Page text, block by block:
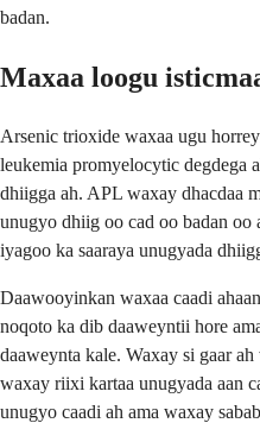
badan.
Maxaa loogu
Arsenic trioxide waxaa ugu
leukemia promyelocytic degdega
dhiigga ah. APL waxay dhacdaa
unugyo dhiig oo cad oo badan oo
iyagoo ka saaraya unugyada
Daawooyinkan waxaa caadi
noqoto ka dib daaweyntii hore
daaweynta kale. Waxay si gaar
waxay riixi kartaa unugyada aan
unugyo caadi ah ama waxay